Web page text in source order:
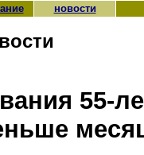
новости
55-